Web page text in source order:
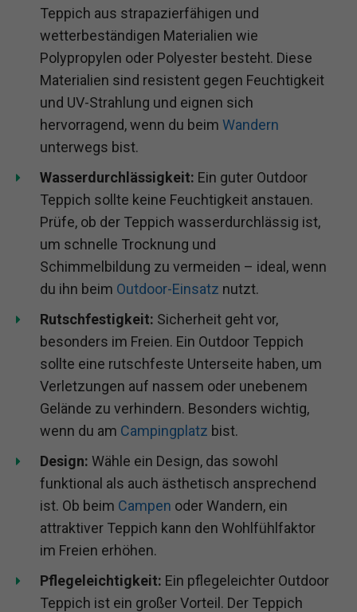
Teppich aus strapazierfähigen und
wetterbeständigen Materialien wie
Polypropylen oder Polyester besteht. Diese
Materialien sind resistent gegen Feuchtigkeit
und UV-Strahlung und eignen sich
hervorragend, wenn du beim Wandern
unterwegs bist.
Wasserdurchlässigkeit: Ein guter Outdoor
Teppich sollte keine Feuchtigkeit anstauen.
Prüfe, ob der Teppich wasserdurchlässig ist,
um schnelle Trocknung und
Schimmelbildung zu vermeiden – ideal, wenn
du ihn beim Outdoor-Einsatz nutzt.
Rutschfestigkeit: Sicherheit geht vor,
besonders im Freien. Ein Outdoor Teppich
sollte eine rutschfeste Unterseite haben, um
Verletzungen auf nassem oder unebenem
Gelände zu verhindern. Besonders wichtig,
wenn du am Campingplatz bist.
Design: Wähle ein Design, das sowohl
funktional als auch ästhetisch ansprechend
ist. Ob beim Campen oder Wandern, ein
attraktiver Teppich kann den Wohlfühlfaktor
im Freien erhöhen.
Pflegeleichtigkeit: Ein pflegeleichter Outdoor
Teppich ist ein großer Vorteil. Der Teppich